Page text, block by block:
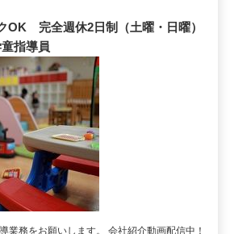
OK 完全週休2日制（土曜・日曜）
指導員
業務をお願いします。 会社紹介動画配信中！